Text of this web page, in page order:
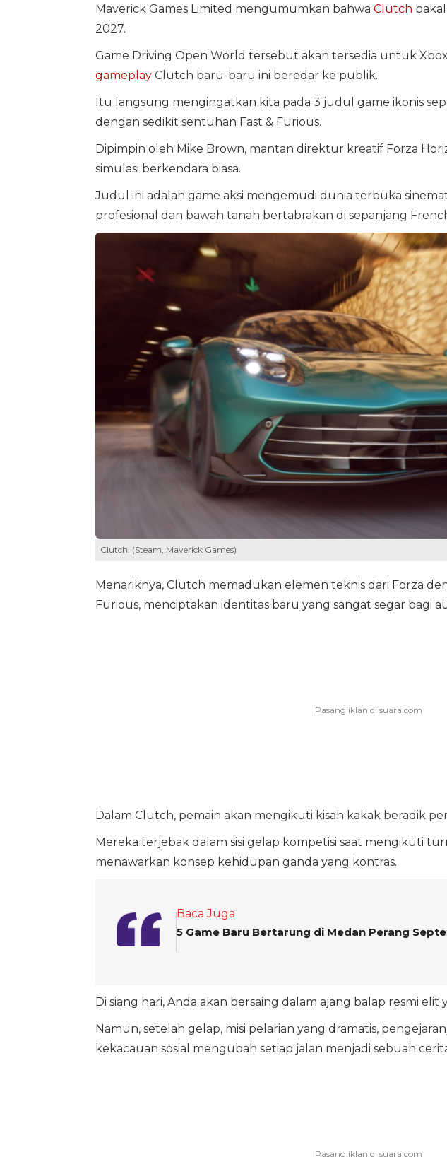
Maverick Games Limited mengumumkan bahwa Clutch
2027.
Game Driving Open World tersebut akan tersedia untuk Xbox
gameplayClutch baru-baru ini beredar ke publik.
Itu langsung mengingatkan kita pada 3 judul game ikonis
dengan sedikit sentuhan Fast & Furious.
Dipimpin oleh Mike Brown, mantan direktur kreatif Forza
simulasi berkendara biasa.
Judul ini adalah game aksi mengemudi dunia terbuka
profesional dan bawah tanah bertabrakan di sepanjang
Clutch. (Steam, Maverick Games)
Menariknya, Clutch memadukan elemen teknis dari Forza
Furious, menciptakan identitas baru yang sangat segar bagi
Dalam Clutch, pemain akan mengikuti kisah kakak beradik
Mereka terjebak dalam sisi gelap kompetisi saat mengikuti
menawarkan konsep kehidupan ganda yang kontras.
Baca Juga
5 Game Baru Bertarung di Medan Perang
Di siang hari, Anda akan bersaing dalam ajang balap resmi
Namun, setelah gelap, misi pelarian yang dramatis,
kekacauan sosial mengubah setiap jalan menjadi sebuah